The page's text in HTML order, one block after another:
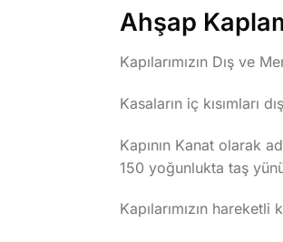
Ahşap
Kapılarımızın Dış ve
Kasaların iç kısımları
Kapının Kanat olarak
150 yoğunlukta taş yünü
Kapılarımızın hareketli